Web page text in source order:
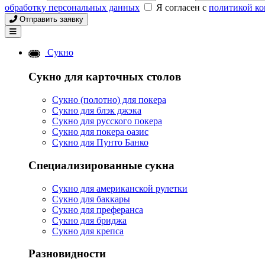
обработку персональных данных
Я согласен с политикой
Отправить заявку
Сукно
Сукно для карточных столов
Сукно (полотно) для покера
Сукно для блэк джэка
Сукно для русского покера
Сукно для покера оазис
Сукно для Пунто Банко
Специализированные сукна
Сукно для американской рулетки
Сукно для баккары
Сукно для преферанса
Сукно для бриджа
Сукно для крепса
Разновидности